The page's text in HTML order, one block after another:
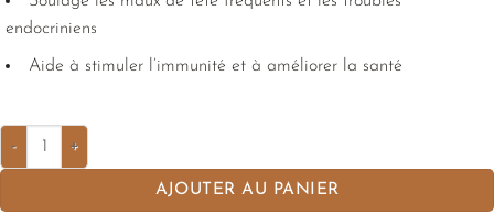
endocriniens
Aide à stimuler l’immunité et à améliorer la santé
AJOUTER AU PANIER